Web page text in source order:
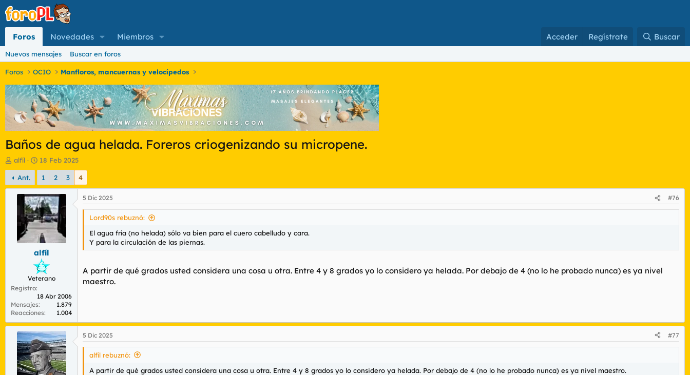
Foros Novedades Miembros Acceder Regístrate Buscar
Nuevos mensajes Buscar en foros
Foros OCIO Manfloros, mancuernas y velocípedos
Baños de agua helada. Foreros criogenizando su micropene.
I
n
i
c
a
d
o
d
m
alfíl
F
e
c
h
a
d
e
i
n
i
c
i
o
18 Feb 2025
Ant. 1 2 3 4
alfíl
Veterano
Registro
18 Abr 2006
Mensajes
1.879
Reacciones
1.004
5 Dic 2025 #76
Lord90s rebuznó:
El agua fría (no helada) sólo va bien para el cuero cabelludo y cara.
Y para la circulación de las piernas.
A partir de qué grados usted considera una cosa u otra. Entre 4 y 8 grados yo lo considero ya helada. Por debajo de 4 (no lo he probado nunca) es ya nivel
maestro.
5 Dic 2025 #77
alfíl rebuznó:
A partir de qué grados usted considera una cosa u otra. Entre 4 y 8 grados yo lo considero ya helada. Por debajo de 4 (no lo he probado nunca) es ya nivel maestro.